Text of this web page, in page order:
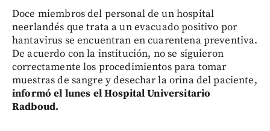
Doce miembros del personal de un hospital
neerlandés que trata a un evacuado positivo por
hantavirus se encuentran en cuarentena preventiva.
De acuerdo con la institución, no se siguieron
correctamente los procedimientos para tomar
muestras de sangre y desechar la orina del paciente,
informó el lunes el Hospital Universitario
Radboud.